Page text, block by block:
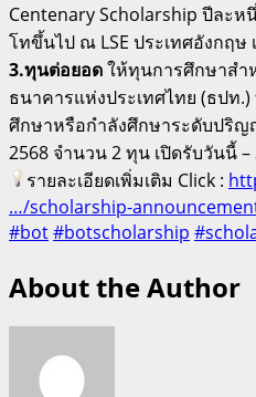
Centenary Scholarship ปีละ
โทขึ้นไป ณ LSE ประเทศอังกฤษ
3.ทุนต่อยอดให้ทุนการศึกษาส
ธนาคารแห่งประเทศไทย (ธปท
ศึกษาหรือกำลังศึกษาระดับปริญ
2568 จำนวน 2 ทุน เปิดรับวันนี้ –
รายละเอียดเพิ่มเติม Click :
…/scholarship-
#bot#botscholarship
About the Author